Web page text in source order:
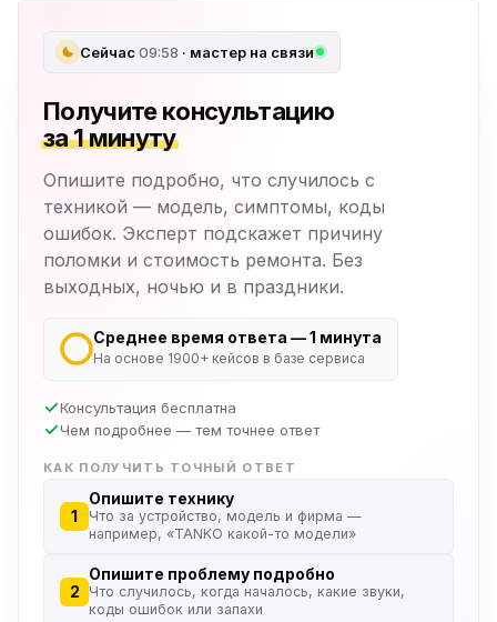
Сейчас09:58 · мастер на связи
Получите консультацию
за 1 минуту
Опишите подробно, что случилось с
техникой — модель, симптомы, коды
ошибок. Эксперт подскажет причину
поломки и стоимость ремонта. Без
выходных, ночью и в праздники.
Среднее время ответа — 1 минута
На основе 1900+ кейсов в базе сервиса
Консультация бесплатна
Чем подробнее — тем точнее ответ
КАК ПОЛУЧИТЬ ТОЧНЫЙ ОТВЕТ
1
Опишите технику
Что за устройство, модель и фирма —
например, «TANKO какой-то модели»
2
Опишите проблему подробно
Что случилось, когда началось, какие звуки,
коды ошибок или запахи